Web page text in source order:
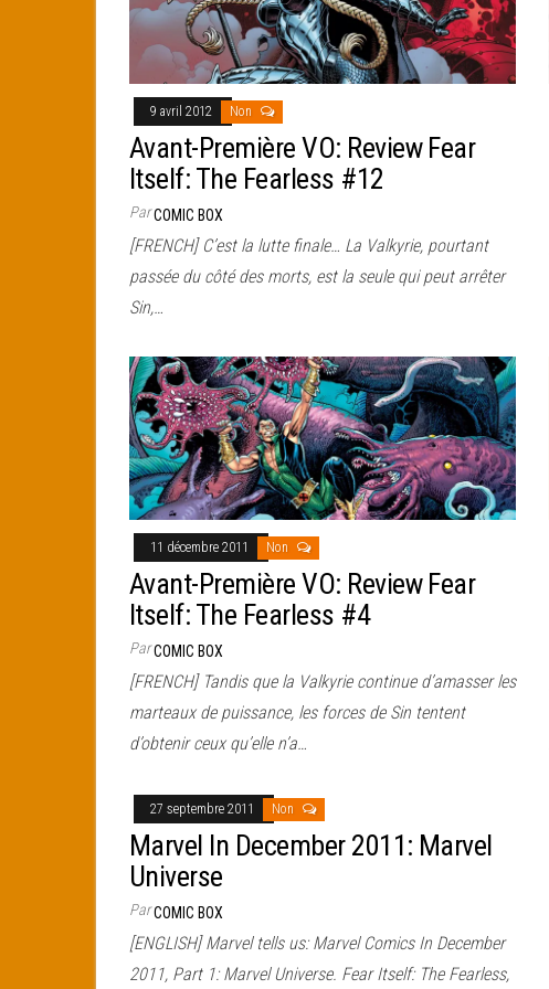
9 avril 2012 Non
Avant-Première VO: Review Fear
Itself: The Fearless #12
ParCOMIC BOX
[FRENCH] C’est la lutte finale… La Valkyrie, pourtant
passée du côté des morts, est la seule qui peut arrêter
Sin,…
11 décembre 2011 Non
Avant-Première VO: Review Fear
Itself: The Fearless #4
ParCOMIC BOX
[FRENCH] Tandis que la Valkyrie continue d’amasser les
marteaux de puissance, les forces de Sin tentent
d’obtenir ceux qu’elle n’a…
27 septembre 2011 Non
Marvel In December 2011: Marvel
Universe
ParCOMIC BOX
[ENGLISH] Marvel tells us: Marvel Comics In December
2011, Part 1: Marvel Universe. Fear Itself: The Fearless,